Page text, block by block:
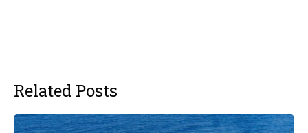
Related Posts